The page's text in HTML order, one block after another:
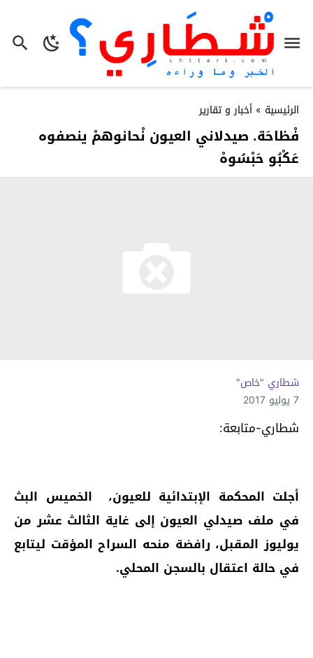
الرئيسية » أخبار و تقارير
فْظاحَة. صيدلاني العيون نْحانوهمْ ينصفوه
عَكْبُو حَبْسُوهْ
شطاري "خاص"
7 يوليو 2017
شطاري-متابعة:
أجلت المحكمة الإبتدائية للعيون، الخميس البث
في ملف صيدلي العيون إلى غاية الثالث عشر من
يوليوز المقبل، رافضة منحه السراح المؤقت ليتابع
في حالة اعتقال بالسجن المحلي.